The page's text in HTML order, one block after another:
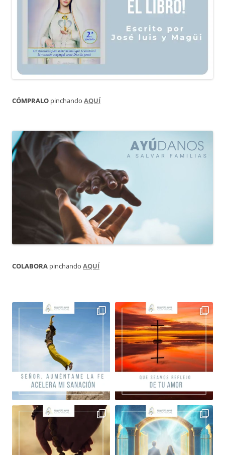
CÓMPRALO pinchando AQUÍ
COLABORA pinchando AQUÍ